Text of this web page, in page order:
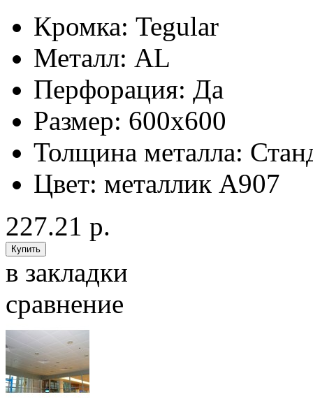
Кромка: Tegular
Металл: AL
Перфорация: Да
Размер: 600x600
Толщина металла:
Цвет: металлик А907
227.21 р.
в закладки
сравнение